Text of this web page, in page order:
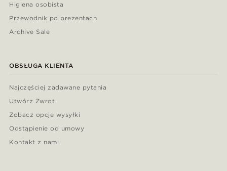
Higiena osobista
Przewodnik po prezentach
Archive Sale
OBSŁUGA KLIENTA
Najczęściej zadawane pytania
Utwórz Zwrot
Zobacz opcje wysyłki
Odstąpienie od umowy
Kontakt z nami